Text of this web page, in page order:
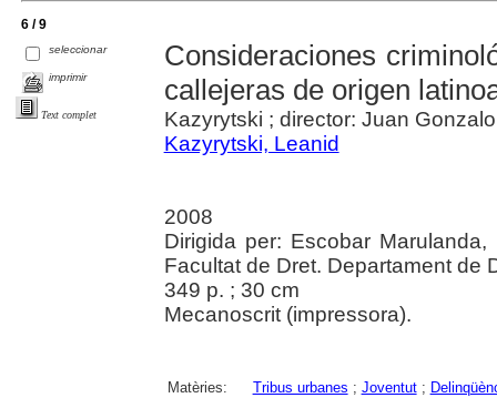
6 / 9
seleccionar
imprimir
Text complet
Consideraciones
callejeras de origen
Kazyrytski ; director: Juan
Kazyrytski, Leanid
2008
Dirigida per: Escobar
Facultat de Dret. Departament de
349 p. ; 30 cm
Mecanoscrit (impressora).
Matèries: Tribus urbanes ; Joventut;